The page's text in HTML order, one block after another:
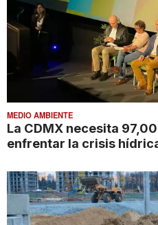
MEDIO AMBIENTE
La CDMX necesita
enfrentar la crisis